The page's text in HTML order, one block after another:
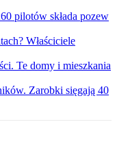
pilotów składa pozew
Właściciele
Te domy i mieszkania
Zarobki sięgają 40